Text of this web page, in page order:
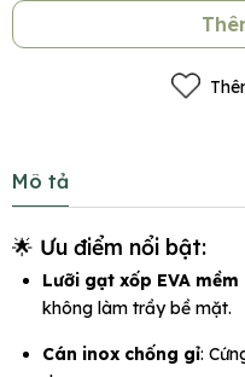
Mô tả
🌟 Ưu điểm nổi bật:
Lưỡi gạt xốp EVA mềm
không làm trầy bề mặt.
Cán inox chống gỉ: